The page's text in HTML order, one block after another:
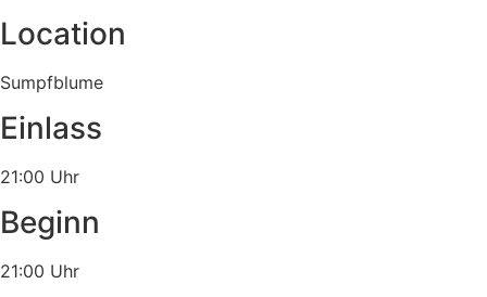
Location
Sumpfblume
Einlass
21:00 Uhr
Beginn
21:00 Uhr